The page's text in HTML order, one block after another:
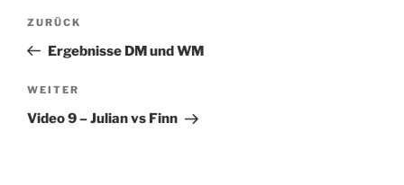
Beitragsnavigation
Vorheriger
Beitrag
ZURÜCK
Ergebnisse DM und WM
Nächster
Beitrag
WEITER
Video 9 – Julian vs Finn